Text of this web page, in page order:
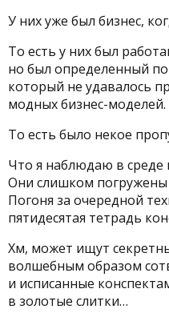
У них уже был бизнес,
То есть у них был
но был определенный
который не удавалось
модных бизнес-моделей.
То есть было некое
Что я наблюдаю в среде
Они слишком
Погоня за очередной
пятидесятая тетрадь
Хм, может ищут
волшебным образом
и исписанные
в золотые слитки…